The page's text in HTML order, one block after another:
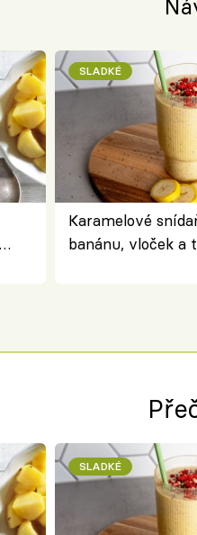
SLADKÉ
Karamelové
banánu, vloček a
SLADKÉ